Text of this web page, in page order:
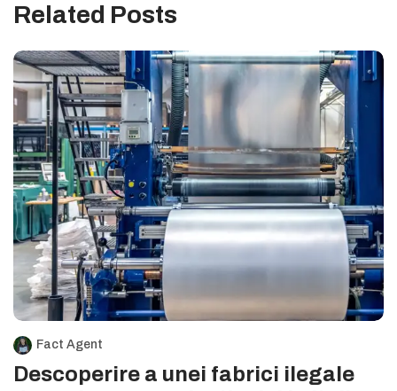
Related Posts
Fact Agent
Descoperire a unei fabrici ilegale